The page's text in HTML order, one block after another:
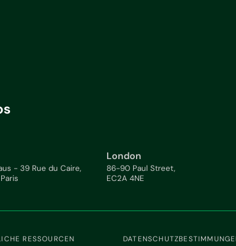
- 39 Rue du Caire,
London
86-90 Paul Street,
EC2A 4NE
RESSOURCEN